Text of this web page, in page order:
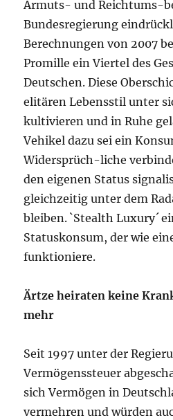
Armuts- und Reichtums-
Bundesregierung
Berechnungen von 2007
Promille ein Viertel des
Deutschen. Diese
elitären Lebensstil unter
kultivieren und in Ruhe
Vehikel dazu sei ein
Widersprüch-liche
den eigenen Status
gleichzeitig unter dem
bleiben. `Stealth Luxury´
Statuskonsum, der wie
funktioniere.
Ärtze heiraten keine
mehr
Seit 1997 unter der
Vermögenssteuer
sich Vermögen in
vermehren und würden